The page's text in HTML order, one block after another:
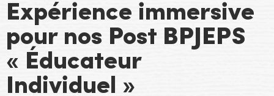
Expérience immersive
pour nos Post BPJEPS
« Éducateur
Individuel »